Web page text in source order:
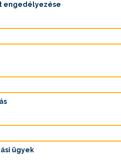
engedélyezése
ügyek